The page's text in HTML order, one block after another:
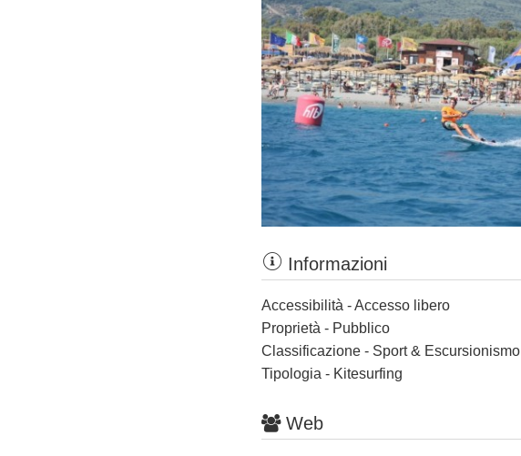
Informazioni
Accessibilità - Accesso libero
Proprietà - Pubblico
Classificazione - Sport & Escursionismo
Tipologia - Kitesurfing
Web